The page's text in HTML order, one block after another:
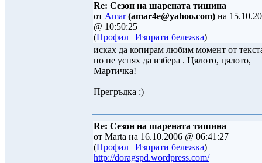
Re: Сезон на шарената тишина
от Amar (amar4e@yahoo.com) на
@ 10:50:25
(Профил | Изпрати бележка)
исках да копирам любим момент от
но не успях да избера . Цялото, цялото,
Мартичка!
Прегръдка :)
Re: Сезон на шарената тишина
от Marta на 16.10.2006 @ 06:41:27
(Профил | Изпрати бележка)
http://doragspd.wordpress.com/